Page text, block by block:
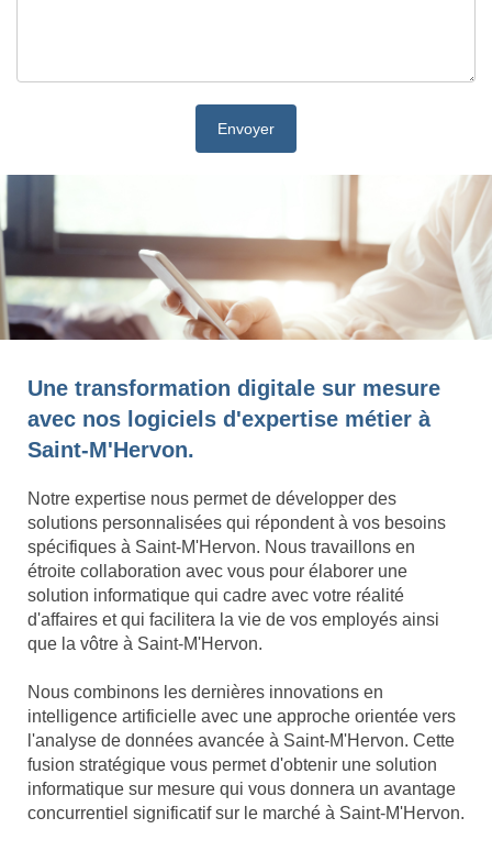
Une transformation digitale sur mesure
avec nos logiciels d'expertise métier à
Saint-M'Hervon.
Notre expertise nous permet de développer des
solutions personnalisées qui répondent à vos besoins
spécifiques à Saint-M'Hervon. Nous travaillons en
étroite collaboration avec vous pour élaborer une
solution informatique qui cadre avec votre réalité
d'affaires et qui facilitera la vie de vos employés ainsi
que la vôtre à Saint-M'Hervon.
Nous combinons les dernières innovations en
intelligence artificielle avec une approche orientée vers
l'analyse de données avancée à Saint-M'Hervon. Cette
fusion stratégique vous permet d'obtenir une solution
informatique sur mesure qui vous donnera un avantage
concurrentiel significatif sur le marché à Saint-M'Hervon.